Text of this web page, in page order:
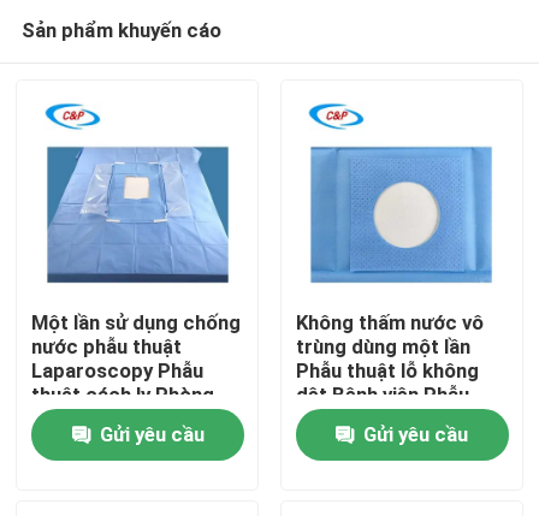
Sản phẩm khuyến cáo
Một lần sử dụng chống
nước phẫu thuật
Laparoscopy Phẫu
thuật cách ly Phòng
điều hành bệnh viện
Gửi yêu cầu
Không thấm nước vô
trùng dùng một lần
Phẫu thuật lỗ không
dệt Bệnh viện Phẫu
thuật Drape
Gửi yêu cầu